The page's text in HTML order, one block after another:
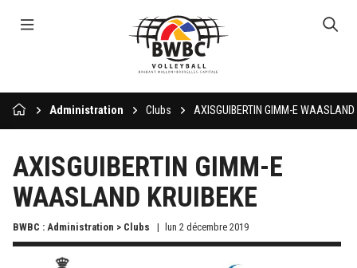
Administration Clubs AXISGUIBERTIN GIMM-E WAASLAND
AXISGUIBERTIN GIMM-E
WAASLAND KRUIBEKE
BWBC : Administration > Clubs lun 2 décembre 2019